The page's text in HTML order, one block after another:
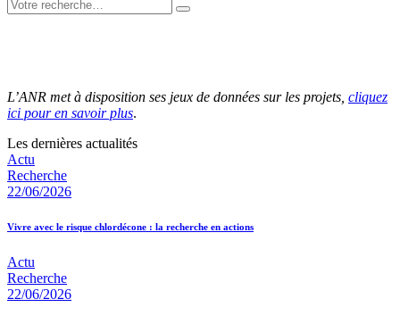
L’ANR met à disposition ses jeux de données sur les projets, cliquez
ici pour en savoir plus.
Les dernières actualités
Actu
Recherche
22/06/2026
Vivre avec le risque chlordécone : la recherche en actions
Actu
Recherche
22/06/2026